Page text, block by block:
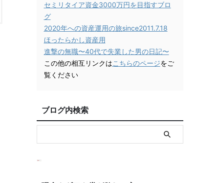
セミリタイア資金3000万円を目指すブロ
グ
2020年への資産運用の旅since2011.7.18
ほったらかし資産用
進撃の無職〜40代で失業した男の日記〜
この他の相互リンクはこちらのページをご
覧ください
ブログ内検索